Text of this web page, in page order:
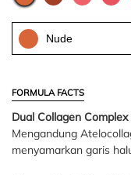
Nude
FORMULA FACTS
Dual Collagen Complex
Mengandung
menyamarkan garis